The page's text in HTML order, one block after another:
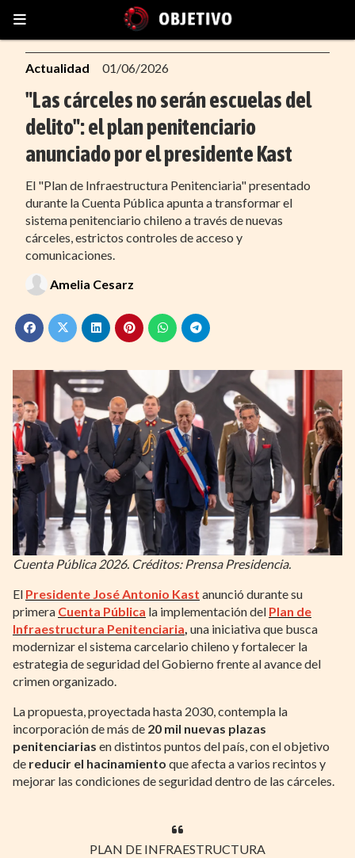
"Las cárceles no serán escuelas del
delito": el plan penitenciario
anunciado por el presidente Kast
El "Plan de Infraestructura Penitenciaria" presentado
durante la Cuenta Pública apunta a transformar el
sistema penitenciario chileno a través de nuevas
cárceles, estrictos controles de acceso y
comunicaciones.
Actualidad 01/06/2026
Amelia Cesarz
Cuenta Pública 2026. Créditos: Prensa Presidencia.
El Presidente José Antonio Kast anunció durante su
primera Cuenta Pública la implementación del Plan de
Infraestructura Penitenciaria, una iniciativa que busca
modernizar el sistema carcelario chileno y fortalecer la
estrategia de seguridad del Gobierno frente al avance del
crimen organizado.
La propuesta, proyectada hasta 2030, contempla la
incorporación de más de 20 mil nuevas plazas
penitenciarias en distintos puntos del país, con el objetivo
de reducir el hacinamiento que afecta a varios recintos y
mejorar las condiciones de seguridad dentro de las cárceles.
PLAN DE INFRAESTRUCTURA